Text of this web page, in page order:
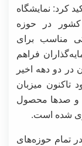
کرد: نمایشگاه
کشور در حوزه
مناسب برای
فراهم
در دو دهه اخیر
تاکنون میزبان
و صدها محصول
شده است.
در تمام حوزه‌های